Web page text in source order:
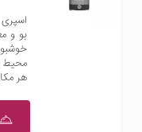
بو و
محیط
هر